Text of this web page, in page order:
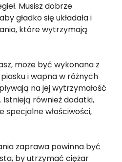
Musisz dobrze
gładko się układała i
które wytrzymają
może być wykonana z
i wapna w różnych
na jej wytrzymałość
Istnieją również dodatki,
specjalne właściwości,
zaprawa powinna być
by utrzymać ciężar